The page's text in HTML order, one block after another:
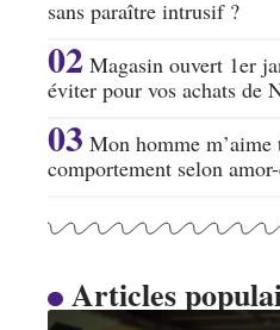
sans paraître intrusif ?
Magasin ouvert 1er
éviter pour vos achats de
Mon homme m’aime
comportement selon
Articles